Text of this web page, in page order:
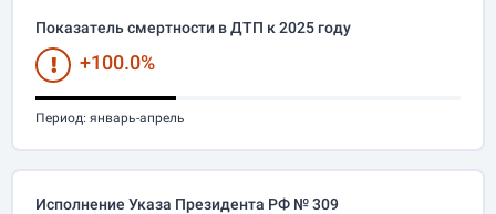
Показатель смертности в ДТП к 2025 году
+100.0%
Период: январь-апрель
Исполнение Указа Президента РФ № 309